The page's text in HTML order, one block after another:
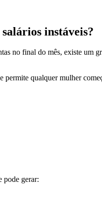
instáveis?
no final do mês, existe um
permite qualquer mulher
pode gerar: